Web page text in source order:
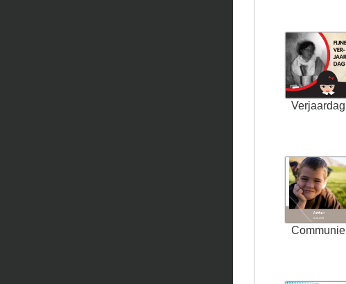
Verjaardag
Communie